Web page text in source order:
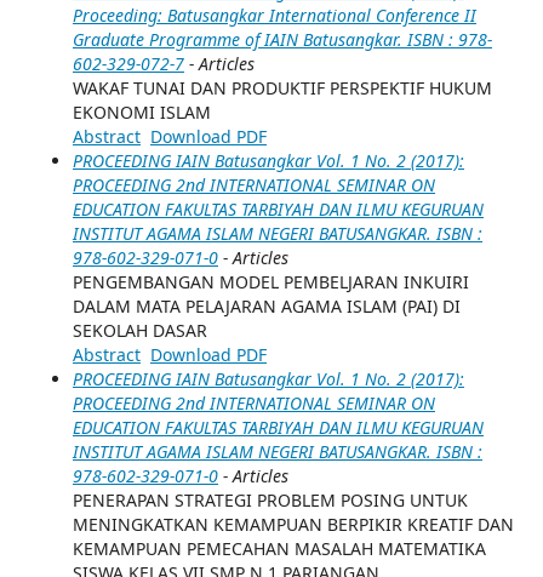
Proceeding: Batusangkar International Conference II
Graduate Programme of IAIN Batusangkar. ISBN : 978-
602-329-072-7 - Articles
WAKAF TUNAI DAN PRODUKTIF PERSPEKTIF HUKUM
EKONOMI ISLAM
Abstract Download PDF
PROCEEDING IAIN Batusangkar Vol. 1 No. 2 (2017):
PROCEEDING 2nd INTERNATIONAL SEMINAR ON
EDUCATION FAKULTAS TARBIYAH DAN ILMU KEGURUAN
INSTITUT AGAMA ISLAM NEGERI BATUSANGKAR. ISBN :
978-602-329-071-0 - Articles
PENGEMBANGAN MODEL PEMBELJARAN INKUIRI
DALAM MATA PELAJARAN AGAMA ISLAM (PAI) DI
SEKOLAH DASAR
Abstract Download PDF
PROCEEDING IAIN Batusangkar Vol. 1 No. 2 (2017):
PROCEEDING 2nd INTERNATIONAL SEMINAR ON
EDUCATION FAKULTAS TARBIYAH DAN ILMU KEGURUAN
INSTITUT AGAMA ISLAM NEGERI BATUSANGKAR. ISBN :
978-602-329-071-0 - Articles
PENERAPAN STRATEGI PROBLEM POSING UNTUK
MENINGKATKAN KEMAMPUAN BERPIKIR KREATIF DAN
KEMAMPUAN PEMECAHAN MASALAH MATEMATIKA